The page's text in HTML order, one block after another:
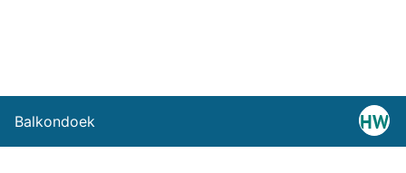
Balkondoek